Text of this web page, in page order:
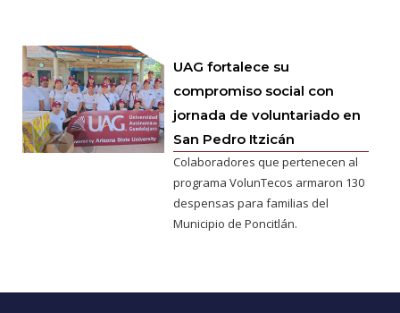
UAG fortalece su
compromiso social con
jornada de voluntariado en
San Pedro Itzicán
Colaboradores que pertenecen al
programa VolunTecos armaron 130
despensas para familias del
Municipio de Poncitlán.